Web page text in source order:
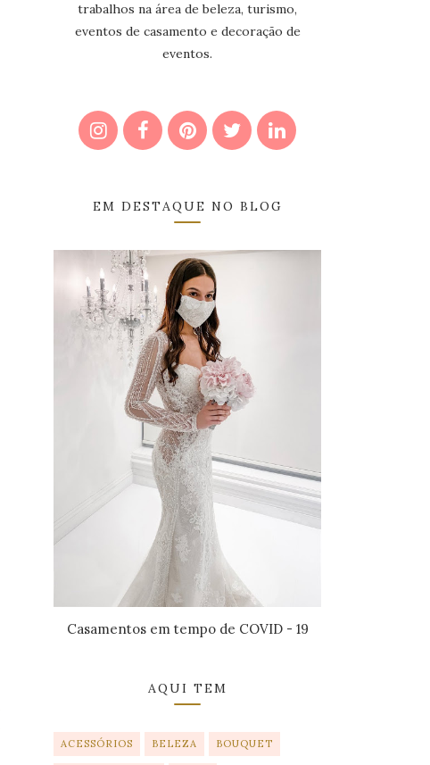
trabalhos na área de beleza, turismo,
eventos de casamento e decoração de
eventos.
EM DESTAQUE NO BLOG
Casamentos em tempo de COVID - 19
AQUI TEM
ACESSÓRIOS BELEZA BOUQUET